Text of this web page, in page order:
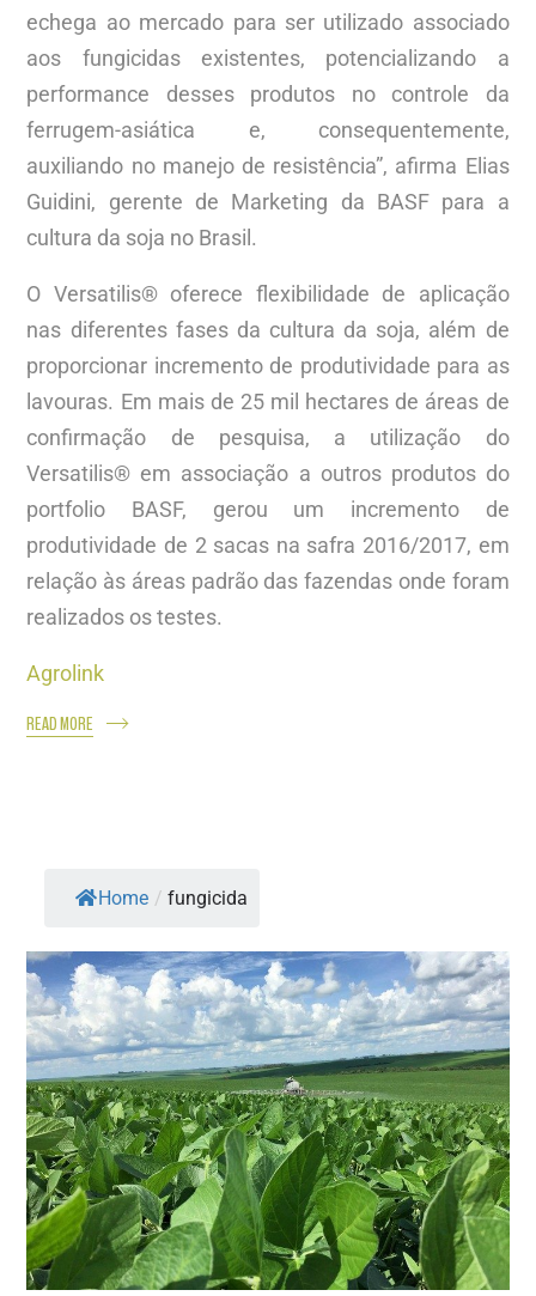
echega ao mercado para ser utilizado associado
aos fungicidas existentes, potencializando a
performance desses produtos no controle da
ferrugem-asiática e, consequentemente,
auxiliando no manejo de resistência”, afirma Elias
Guidini, gerente de Marketing da BASF para a
cultura da soja no Brasil.
O Versatilis® oferece flexibilidade de aplicação
nas diferentes fases da cultura da soja, além de
proporcionar incremento de produtividade para as
lavouras. Em mais de 25 mil hectares de áreas de
confirmação de pesquisa, a utilização do
Versatilis® em associação a outros produtos do
portfolio BASF, gerou um incremento de
produtividade de 2 sacas na safra 2016/2017, em
relação às áreas padrão das fazendas onde foram
realizados os testes.
Agrolink
READ MORE
Home / fungicida